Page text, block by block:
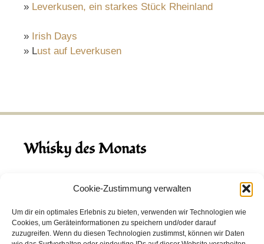
Cookie-Zustimmung verwalten
Um dir ein optimales Erlebnis zu bieten, verwenden wir Technologien wie
Cookies, um Geräteinformationen zu speichern und/oder darauf
zuzugreifen. Wenn du diesen Technologien zustimmst, können wir Daten
» Leverkusen, ein starkes Stück Rheinland
» Irish Days
» Lust auf Leverkusen
Whisky des Monats
August 2026
Hinch Double Wood
Destillerie:Hinch(Irland)
Single Malt, 43.0%